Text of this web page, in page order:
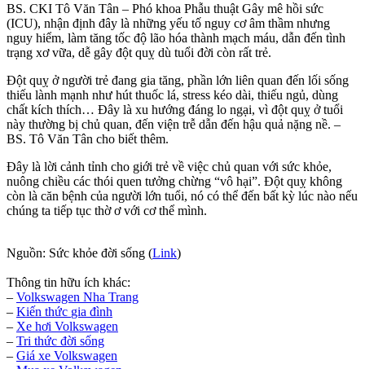
BS. CKI Tô Văn Tân – Phó khoa Phẫu thuật Gây mê hồi sức
(ICU), nhận định đây là những yếu tố nguy cơ âm thầm nhưng
nguy hiểm, làm tăng tốc độ lão hóa thành mạch máu, dẫn đến tình
trạng xơ vữa, dễ gây đột quỵ dù tuổi đời còn rất trẻ.
Đột quỵ ở người trẻ đang gia tăng, phần lớn liên quan đến lối sống
thiếu lành mạnh như hút thuốc lá, stress kéo dài, thiếu ngủ, dùng
chất kích thích… Đây là xu hướng đáng lo ngại, vì đột quỵ ở tuổi
này thường bị chủ quan, đến viện trễ dẫn đến hậu quả nặng nề. –
BS. Tô Văn Tân cho biết thêm.
Đây là lời cảnh tỉnh cho giới trẻ về việc chủ quan với sức khỏe,
nuông chiều các thói quen tưởng chừng “vô hại”. Đột quỵ không
còn là căn bệnh của người lớn tuổi, nó có thể đến bất kỳ lúc nào nếu
chúng ta tiếp tục thờ ơ với cơ thể mình.
Nguồn: Sức khỏe đời sống (Link)
Thông tin hữu ích khác:
– Volkswagen Nha Trang
– Kiến thức gia đình
– Xe hơi Volkswagen
– Tri thức đời sống
– Giá xe Volkswagen